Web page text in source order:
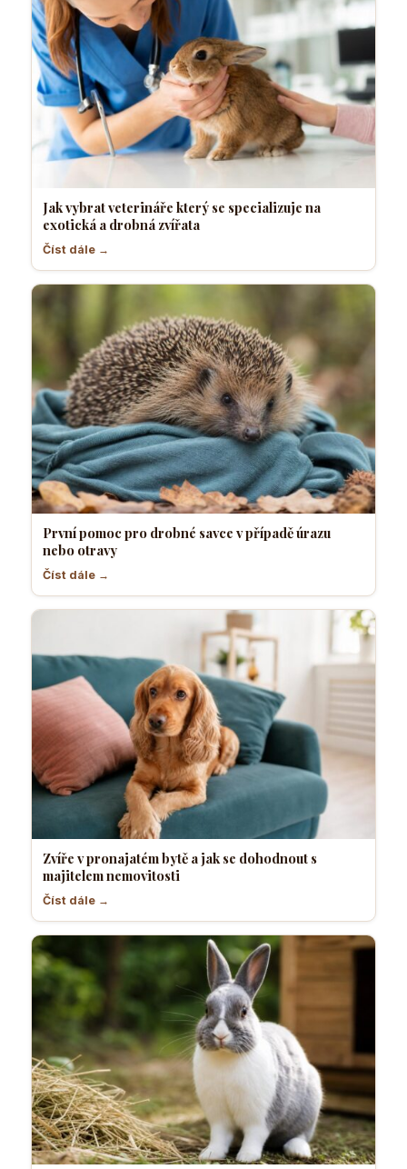
Jak vybrat veterináře který se specializuje na
exotická a drobná zvířata
Číst dále →
První pomoc pro drobné savce v případě úrazu
nebo otravy
Číst dále →
Zvíře v pronajatém bytě a jak se dohodnout s
majitelem nemovitosti
Číst dále →